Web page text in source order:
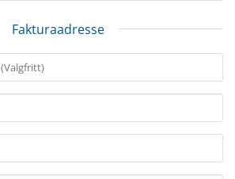
Fakturaadresse